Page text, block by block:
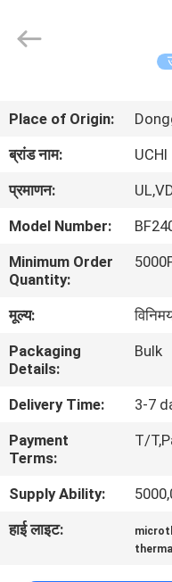
उत्पादों
बारे
में
कारखाना
भ्रमण
गुणवत्ता
नियंत्रण
Electronics
Co.,Ltd.
Place of Origin:
ब्रांड नाम:
UCHI
प्रमाणन:
Model Number:
Minimum Order
Quantity:
मूल्य:
Packaging
Details:
Bulk
Delivery Time:
3-7
Payment
Terms:
T/
Supply Ability:
हाई लाइट: